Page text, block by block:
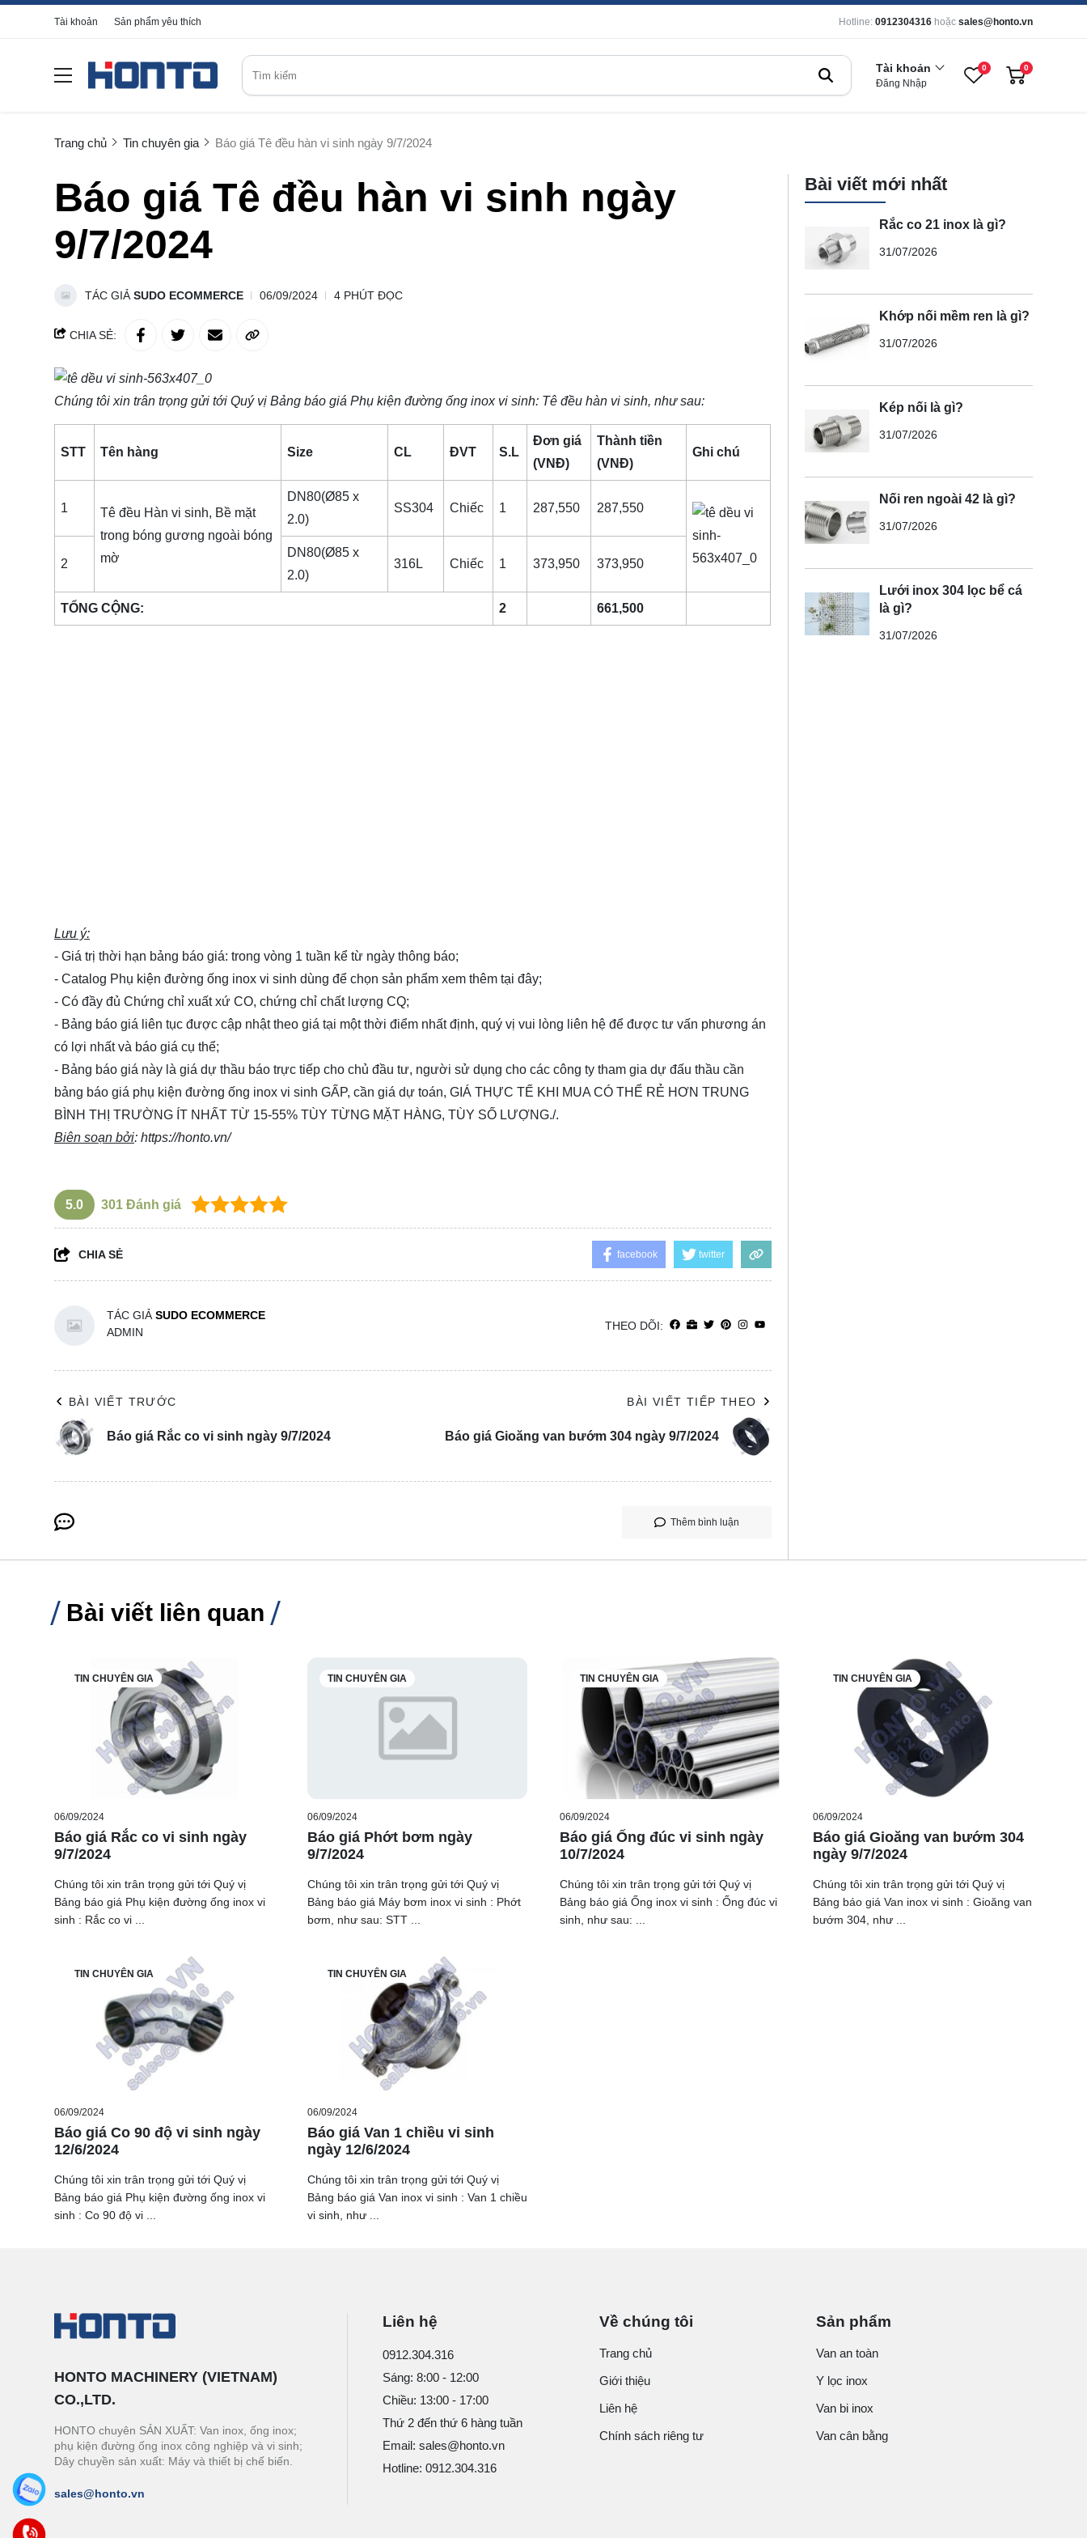
Tài khoản Sản phẩm yêu thích Hotline: 0912304316 hoặc sales@honto.vn
Tài khoản
Đăng Nhập
0 0
Trang chủ Tin chuyên gia Báo giá Tê đều hàn vi sinh ngày 9/7/2024
Báo giá Tê đều hàn vi sinh ngày
9/7/2024
TÁC GIẢ SUDO ECOMMERCE 06/09/2024 4 PHÚT ĐỌC
CHIA SẺ:
Chúng tôi xin trân trọng gửi tới Quý vị Bảng báo giá Phụ kiện đường ống inox vi sinh: Tê đều hàn vi sinh, như sau:
STT Tên hàng Size CL ĐVT S.L
Đơn giá
(VNĐ)
Thành tiền
(VNĐ)
Ghi chú
1
Tê đều Hàn vi sinh, Bề mặt
trong bóng gương ngoài bóng
mờ
DN80(Ø85 x
2.0)
SS304 Chiếc 1 287,550 287,550
2
DN80(Ø85 x
2.0)
316L Chiếc 1 373,950 373,950
TỔNG CỘNG: 2 661,500
Lưu ý:
- Giá trị thời hạn bảng báo giá: trong vòng 1 tuần kể từ ngày thông báo;
- Catalog Phụ kiện đường ống inox vi sinh dùng để chọn sản phẩm xem thêm tại đây;
- Có đầy đủ Chứng chỉ xuất xứ CO, chứng chỉ chất lượng CQ;
- Bảng báo giá liên tục được cập nhật theo giá tại một thời điểm nhất định, quý vị vui lòng liên hệ để được tư vấn phương án
có lợi nhất và báo giá cụ thể;
- Bảng báo giá này là giá dự thầu báo trực tiếp cho chủ đầu tư, người sử dụng cho các công ty tham gia dự đấu thầu cần
bảng báo giá phụ kiện đường ống inox vi sinh GẤP, cần giá dự toán, GIÁ THỰC TẾ KHI MUA CÓ THỂ RẺ HƠN TRUNG
BÌNH THỊ TRƯỜNG ÍT NHẤT TỪ 15-55% TÙY TỪNG MẶT HÀNG, TÙY SỐ LƯỢNG./.
Biên soạn bởi: https://honto.vn/
5.0 301 Đánh giá
CHIA SẺ facebook twitter
TÁC GIẢ SUDO ECOMMERCE
ADMIN
THEO DÕI:
BÀI VIẾT TRƯỚC
Báo giá Rắc co vi sinh ngày 9/7/2024
BÀI VIẾT TIẾP THEO
Báo giá Gioăng van bướm 304 ngày 9/7/2024
Thêm bình luận
Bài viết mới nhất
Rắc co 21 inox là gì?
31/07/2026
Khớp nối mềm ren là gì?
31/07/2026
Kép nối là gì?
31/07/2026
Nối ren ngoài 42 là gì?
31/07/2026
Lưới inox 304 lọc bể cá
là gì?
31/07/2026
Bài viết liên quan
TIN CHUYÊN GIA
06/09/2024
Báo giá Rắc co vi sinh ngày
9/7/2024
Chúng tôi xin trân trọng gửi tới Quý vị
Bảng báo giá Phụ kiện đường ống inox vi
sinh : Rắc co vi ...
TIN CHUYÊN GIA
06/09/2024
Báo giá Phớt bơm ngày
9/7/2024
Chúng tôi xin trân trọng gửi tới Quý vị
Bảng báo giá Máy bơm inox vi sinh : Phớt
bơm, như sau: STT ...
TIN CHUYÊN GIA
06/09/2024
Báo giá Ống đúc vi sinh ngày
10/7/2024
Chúng tôi xin trân trọng gửi tới Quý vị
Bảng báo giá Ống inox vi sinh : Ống đúc vi
sinh, như sau: ...
TIN CHUYÊN GIA
06/09/2024
Báo giá Gioăng van bướm 304
ngày 9/7/2024
Chúng tôi xin trân trọng gửi tới Quý vị
Bảng báo giá Van inox vi sinh : Gioăng van
bướm 304, như ...
TIN CHUYÊN GIA
06/09/2024
Báo giá Co 90 độ vi sinh ngày
12/6/2024
Chúng tôi xin trân trọng gửi tới Quý vị
Bảng báo giá Phụ kiện đường ống inox vi
sinh : Co 90 độ vi ...
TIN CHUYÊN GIA
06/09/2024
Báo giá Van 1 chiều vi sinh
ngày 12/6/2024
Chúng tôi xin trân trọng gửi tới Quý vị
Bảng báo giá Van inox vi sinh : Van 1 chiều
vi sinh, như ...
HONTO MACHINERY (VIETNAM)
CO.,LTD.
HONTO chuyên SẢN XUẤT: Van inox, ống inox;
phụ kiện đường ống inox công nghiệp và vi sinh;
Dây chuyền sản xuất: Máy và thiết bị chế biến.
sales@honto.vn
Liên hệ
0912.304.316
Sáng: 8:00 - 12:00
Chiều: 13:00 - 17:00
Thứ 2 đến thứ 6 hàng tuần
Email: sales@honto.vn
Hotline: 0912.304.316
Về chúng tôi
Trang chủ
Giới thiệu
Liên hệ
Chính sách riêng tư
Sản phẩm
Van an toàn
Y lọc inox
Van bi inox
Van cân bằng